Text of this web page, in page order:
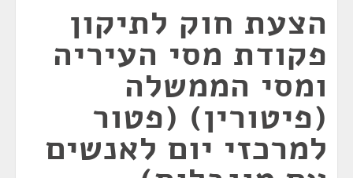
הצעת חוק לתיקון
פקודת מסי העיריה
ומסי הממשלה
(פיטורין) (פטור
למרכזי יום לאנשים